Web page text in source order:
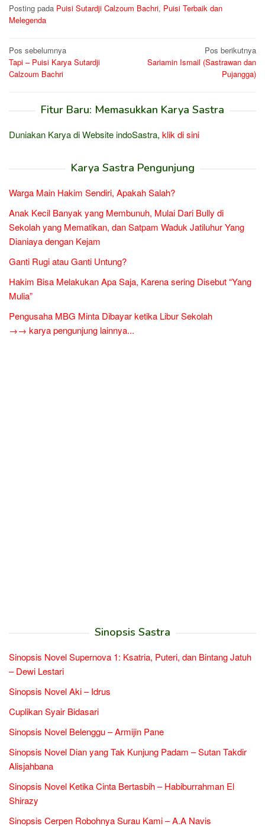
Posting pada Puisi Sutardji Calzoum Bachri, Puisi Terbaik dan
Melegenda
Navigasi
pos
Pos sebelumnya
Tapi – Puisi Karya Sutardji
Calzoum Bachri
Pos berikutnya
Sariamin Ismail (Sastrawan dan
Pujangga)
Fitur Baru: Memasukkan Karya Sastra
Duniakan Karya di Website indoSastra, klik di sini
Karya Sastra Pengunjung
Warga Main Hakim Sendiri, Apakah Salah?
Anak Kecil Banyak yang Membunuh, Mulai Dari Bully di
Sekolah yang Mematikan, dan Satpam Waduk Jatiluhur Yang
Dianiaya dengan Kejam
Ganti Rugi atau Ganti Untung?
Hakim Bisa Melakukan Apa Saja, Karena sering Disebut “Yang
Mulia”
Pengusaha MBG Minta Dibayar ketika Libur Sekolah
→→ karya pengunjung lainnya...
Sinopsis Sastra
Sinopsis Novel Supernova 1: Ksatria, Puteri, dan Bintang Jatuh
– Dewi Lestari
Sinopsis Novel Aki – Idrus
Cuplikan Syair Bidasari
Sinopsis Novel Belenggu – Armijin Pane
Sinopsis Novel Dian yang Tak Kunjung Padam – Sutan Takdir
Alisjahbana
Sinopsis Novel Ketika Cinta Bertasbih – Habiburrahman El
Shirazy
Sinopsis Cerpen Robohnya Surau Kami – A.A Navis